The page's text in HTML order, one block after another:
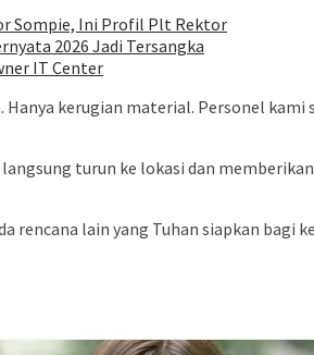
Sompie, Ini Profil Plt Rektor
2026 Jadi Tersangka
IT Center
kerugian material. Personel
turun ke lokasi dan
rencana lain yang Tuhan siapkan